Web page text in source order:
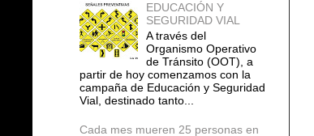
EDUCACIÓN Y
SEGURIDAD VIAL
A través del
Organismo Operativo
de Tránsito (OOT), a
partir de hoy comenzamos con la
campaña de Educación y Seguridad
Vial, destinado tanto...
Cada mes mueren 25 personas en